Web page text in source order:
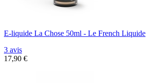
E-liquide La Chose 50ml - Le French Liquide
3 avis
17,90 €